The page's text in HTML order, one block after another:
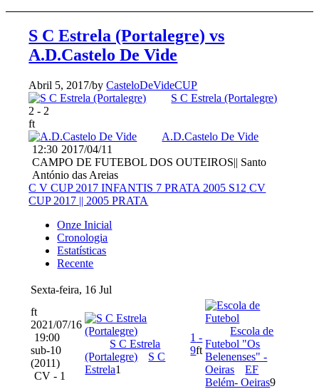
S C Estrela (Portalegre) vs
A.D.Castelo De Vide
Abril 5, 2017/byCasteloDeVideCUP
S C Estrela (Portalegre)
2 - 2
ft
A.D.Castelo De Vide
2017/04/11
12:30
CAMPO DE FUTEBOL DOS OUTEIROS|| Santo
António das Areias
C V CUP 2017 INFANTIS 7 PRATA 2005 S12 CV
CUP 2017 || 2005 PRATA
Onze Inicial
Cronologia
Estatísticas
Recente
Sexta-feira, 16 Jul
ft
2021/07/16
19:00
sub-10
(2011)
CV - 1
S C Estrela
(Portalegre)
S C
Estrela1
1 -
9ft
Escola de
Futebol "Os
Belenenses" -
Oeiras
EF
Belém- Oeiras9